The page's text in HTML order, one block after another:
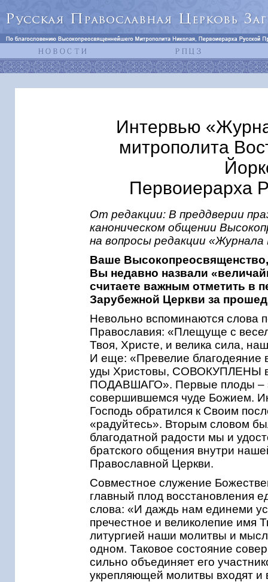
Интервью
митрополита
Первоиерарха
От редакции: В преддверии
каноническом общении
на вопросы редакции
Ваше
Вы недавно назвали
считаете важным отметить в
Зарубежной Церкви за
Невольно вспоминаются слова
Православия: «Плещуще с
Твоя, Христе, и велика
И еще: «Превелие
уды Христовы, СОВОКУПЛЕНЫ
ПОДАВШАГО». Первые плоды –
совершившемся чуде Божием.
Господь обратился к Своим
«радуйтесь». Вторым словом
благодатной радости мы и
братского общения внутри
Православной Церкви.
Совместное служение
главный плод восстановления
слова: «И даждь нам единеми
пречестное и великолепие имя
литургией наши молитвы и
одном. Таковое состояние
сильно объединяет его
укрепляющей молитвы входят и